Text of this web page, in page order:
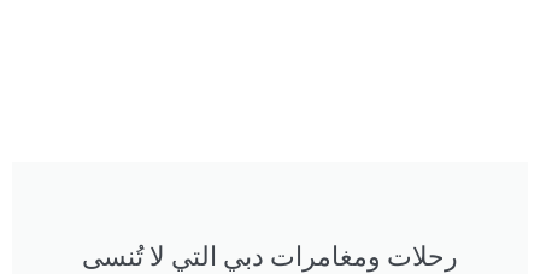
رحلات ومغامرات دبي التي لا تُنسى